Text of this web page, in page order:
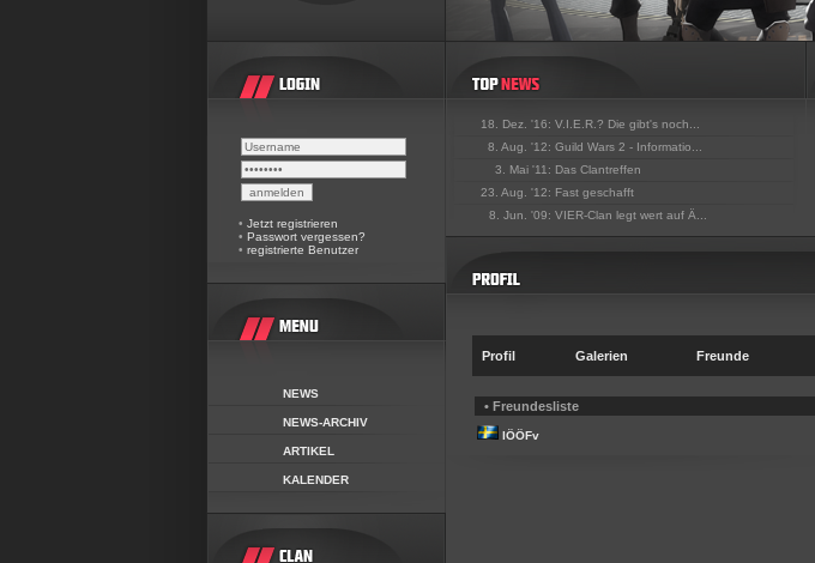
• Jetzt registrieren
• Passwort vergessen?
• registrierte Benutzer
NEWS
NEWS-ARCHIV
ARTIKEL
KALENDER
18. Dez. '16: V.I.E.R.? Die gibt's noch...
8. Aug. '12: Guild Wars 2 - Informatio...
3. Mai '11: Das Clantreffen
23. Aug. '12: Fast geschafft
8. Jun. '09: VIER-Clan legt wert auf Ä...
Profil Galerien Freunde
• Freundesliste
lÖÖFv